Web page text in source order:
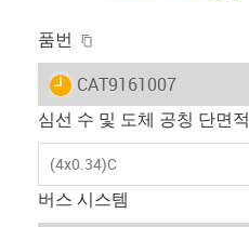
품번
igus-icon-lieferzeit
CAT9161007
심선 수 및 도체 공칭 단면적
(4x0.34)C
버스 시스템